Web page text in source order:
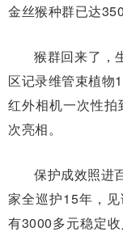
金丝猴种群已达350
猴群回来了，
区记录维管束植物
红外相机一次性
次亮相。
保护成效照进
家全巡护15年，
有3000多元稳定